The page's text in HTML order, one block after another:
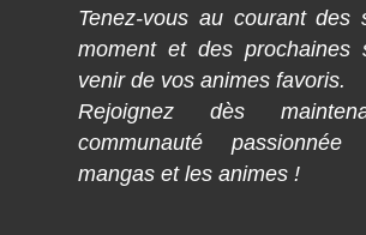
Tenez-vous au courant des
moment et des prochaines
venir de vos animes favoris.
Rejoignez dès
communauté
mangas et les animes !